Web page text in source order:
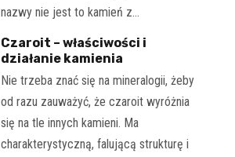
nazwy nie jest to kamień z…
Czaroit – właściwości i
działanie kamienia
Nie trzeba znać się na mineralogii, żeby
od razu zauważyć, że czaroit wyróżnia
się na tle innych kamieni. Ma
charakterystyczną, falującą strukturę i